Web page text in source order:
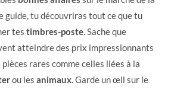
guide, tu découvriras tout ce que tu
tes timbres-poste. Sache que
atteindre des prix impressionnants
rares comme celles liées à la
ou les animaux. Garde un œil sur le